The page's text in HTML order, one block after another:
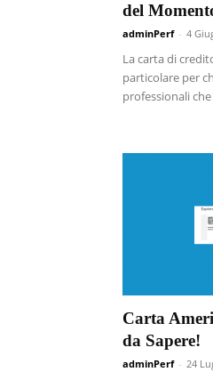
del
adminPerf - 4
La carta di
particolare per
professionali
Carta
da Sapere!
adminPerf - 24